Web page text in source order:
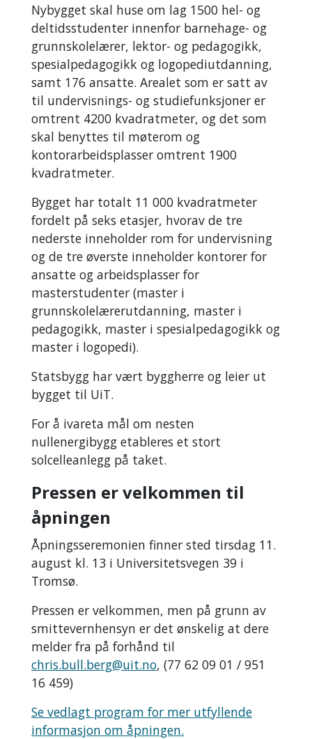
Nybygget skal huse om lag 1500 hel- og
deltidsstudenter innenfor barnehage- og
grunnskolelærer, lektor- og pedagogikk,
spesialpedagogikk og logopediutdanning,
samt 176 ansatte. Arealet som er satt av
til undervisnings- og studiefunksjoner er
omtrent 4200 kvadratmeter, og det som
skal benyttes til møterom og
kontorarbeidsplasser omtrent 1900
kvadratmeter.
Bygget har totalt 11 000 kvadratmeter
fordelt på seks etasjer, hvorav de tre
nederste inneholder rom for undervisning
og de tre øverste inneholder kontorer for
ansatte og arbeidsplasser for
masterstudenter (master i
grunnskolelærerutdanning, master i
pedagogikk, master i spesialpedagogikk og
master i logopedi).
Statsbygg har vært byggherre og leier ut
bygget til UiT.
For å ivareta mål om nesten
nullenergibygg etableres et stort
solcelleanlegg på taket.
Pressen er velkommen til
åpningen
Åpningsseremonien finner sted tirsdag 11.
august kl. 13 i Universitetsvegen 39 i
Tromsø.
Pressen er velkommen, men på grunn av
smittevernhensyn er det ønskelig at dere
melder fra på forhånd til
chris.bull.berg@uit.no, (77 62 09 01 / 951
16 459)
Se vedlagt program for mer utfyllende
informasjon om åpningen.